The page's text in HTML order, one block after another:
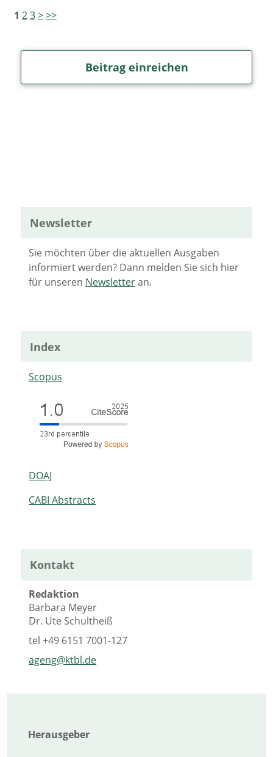
1 23>>>
Beitrag einreichen
Newsletter
Sie möchten über die aktuellen Ausgaben
informiert werden? Dann melden Sie sich hier
für unseren Newsletteran.
Index
Scopus
DOAJ
CABI Abstracts
Kontakt
Redaktion
Barbara Meyer
Dr. Ute Schultheiß
tel+49 6151 7001-127
ageng@ktbl.de
Herausgeber